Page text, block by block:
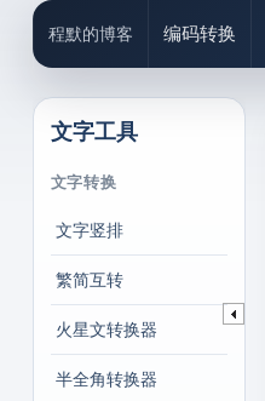
程默的博客 编码转换
文字工具
文字转换
文字竖排
繁简互转
火星文转换器
半全角转换器